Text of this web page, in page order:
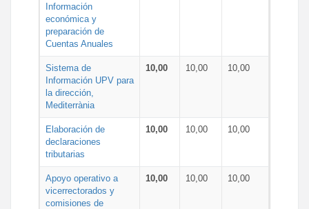
Información
económica y
preparación de
Cuentas Anuales
Sistema de
Información UPV para
la dirección,
Mediterrània
10,00 10,00 10,00
Elaboración de
declaraciones
tributarias
10,00 10,00 10,00
Apoyo operativo a
vicerrectorados y
comisiones de
10,00 10,00 10,00